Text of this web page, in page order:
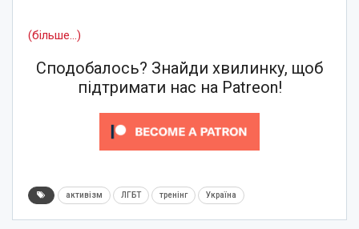
(більше…)
Сподобалось? Знайди хвилинку, щоб
підтримати нас на Patreon!
активізм ЛГБТ тренінг Україна